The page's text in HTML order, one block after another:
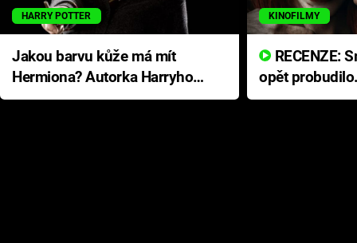
HARRY POTTER
Jakou barvu kůže má mít
Hermiona? Autorka Harryho
Pottera přišla s ráznou
KINOFILMY
opět
přichází s